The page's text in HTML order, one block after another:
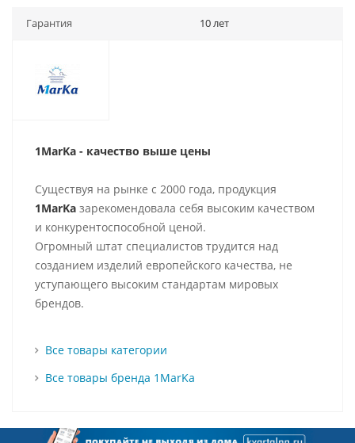
Гарантия 10 лет
1MarKa - качество выше цены
Существуя на рынке с 2000 года, продукция
1MarKa зарекомендовала себя высоким качеством
и конкурентоспособной ценой.
Огромный штат специалистов трудится над
созданием изделий европейского качества, не
уступающего высоким стандартам мировых
брендов.
Все товары категории
Все товары бренда 1MarKa